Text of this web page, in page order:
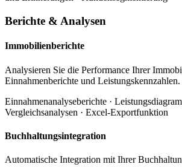
Berichte & Analysen
Immobilienberichte
Analysieren Sie die Performance Ihrer
Einnahmenberichte und Leistungskennzahlen.
Einnahmenanalyseberichte ·
Vergleichsanalysen · Excel-Exportfunktion
Buchhaltungsintegration
Automatische Integration mit Ihrer